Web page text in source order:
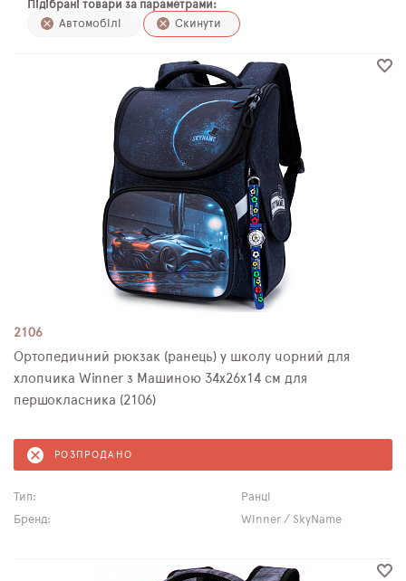
ПЛЯШКИ ДЛЯ ВОДИ
SCHOOL STANDARD
Підібрані товари за параметрами:
Автомобілі
Скинути
2106
Ортопедичний рюкзак (ранець) у школу чорний для
хлопчика Winner з Машиною 34х26х14 см для
першокласника (2106)
РОЗПРОДАНО
Тип:
Ранці
Бренд:
Winner / SkyName